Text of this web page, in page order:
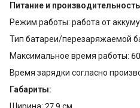
Питание и
Режим работы: работа от
Тип батареи/перезаряжаемой
Максимальное время работы:
Время зарядки согласно
Габариты: